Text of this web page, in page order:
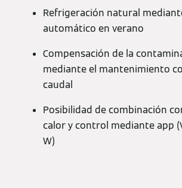
Refrigeración natural
automático en verano
Compensación de la
mediante el mantenimiento
caudal
Posibilidad de combinación
calor y control mediante app
W)